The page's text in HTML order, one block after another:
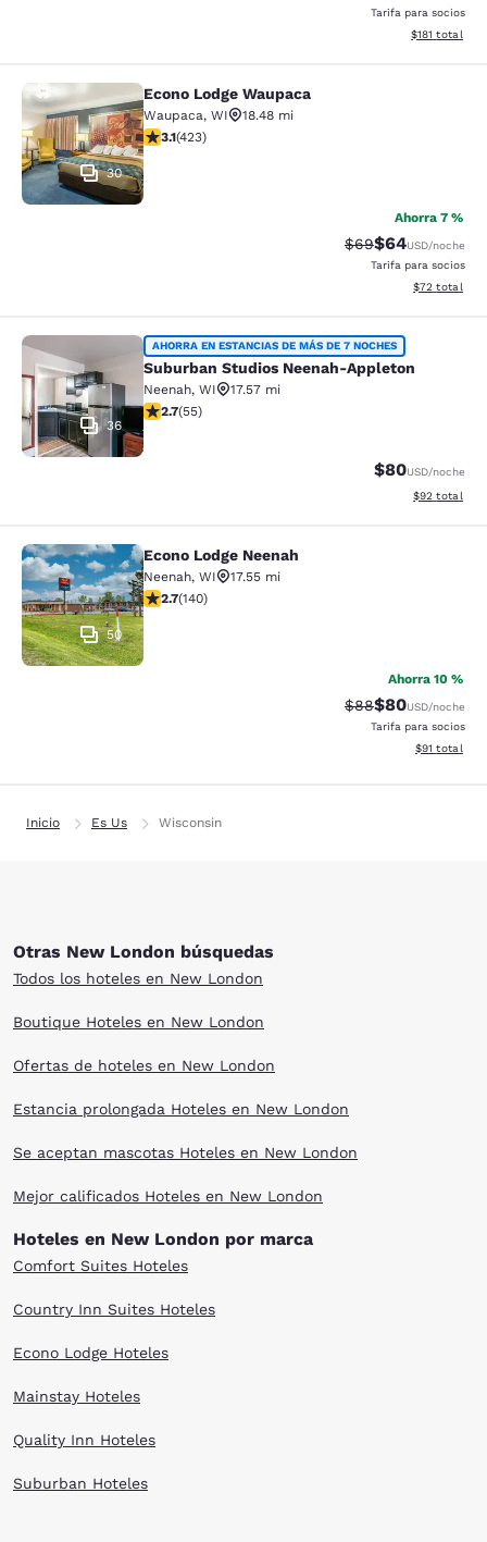
Tarifa para socios
Ver detalles
$181 total
Econo Lodge Waupaca
30
Econo Lodge Waupaca
Waupaca, WI
18.48 mi
calificación de 3.12 estrellas. Bueno. 423 reseñas
3.1(423)
Ahorra 7 %
Precio tachado:
$69Precio con
$64USD/noche
Tarifa para socios
Ver detalles
$72 total
Suburban Studios Neenah-Appleton
36
AHORRA EN ESTANCIAS DE MÁS DE 7 NOCHES
Suburban Studios Neenah-Appleton
Neenah, WI
17.57 mi
calificación de 2.71 estrellas. Feria. 55 reseñas
2.7(55)
$80USD/noche
Ver detalles
$92 total
Econo Lodge Neenah
50
Econo Lodge Neenah
Neenah, WI
17.55 mi
calificación de 2.7 estrellas. Feria. 140 reseñas
2.7(140)
Ahorra 10 %
Precio tachado:
$88Precio con
$80USD/noche
Tarifa para socios
Ver detalles
$91 total
Inicio Es Us Wisconsin
Otras New London búsquedas
Todos los hoteles en New London
Boutique Hoteles en New London
Ofertas de hoteles en New London
Estancia prolongada Hoteles en New London
Se aceptan mascotas Hoteles en New London
Mejor calificados Hoteles en New London
Hoteles en New London por marca
Comfort Suites Hoteles
Country Inn Suites Hoteles
Econo Lodge Hoteles
Mainstay Hoteles
Quality Inn Hoteles
Suburban Hoteles